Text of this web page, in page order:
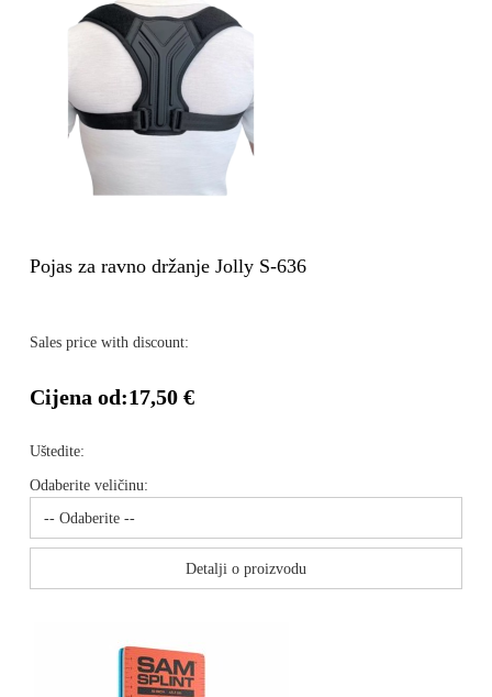
Pojas za ravno držanje Jolly S-636
Sales price with discount:
Cijena od:17,50 €
Uštedite:
Odaberite veličinu:
Detalji o proizvodu